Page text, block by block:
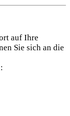
auf Ihre
Sie sich an die